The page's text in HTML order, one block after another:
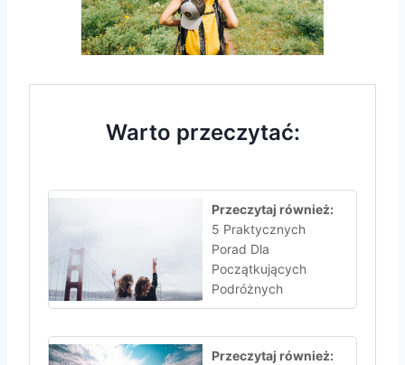
Warto przeczytać:
Przeczytaj również:
5 Praktycznych
Porad Dla
Początkujących
Podróżnych
Przeczytaj również: